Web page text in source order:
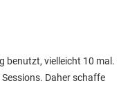
benutzt, vielleicht 10 mal.
Daher schaffe